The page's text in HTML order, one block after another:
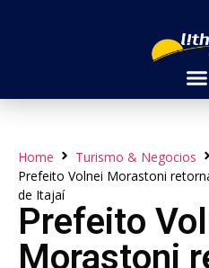
Home
Turismo & Negocios
Prefeito Volnei Morastoni
de Itajaí
Prefeito
Morastoni